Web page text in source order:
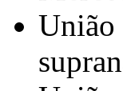
União